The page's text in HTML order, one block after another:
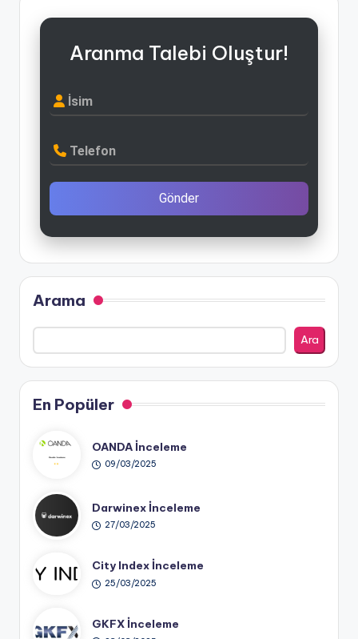
Aranma Talebi Oluştur!
İsim
Telefon
Gönder
Arama
Ara
En Popüler
OANDA İnceleme
09/03/2025
Darwinex İnceleme
27/03/2025
City Index İnceleme
25/03/2025
GKFX İnceleme